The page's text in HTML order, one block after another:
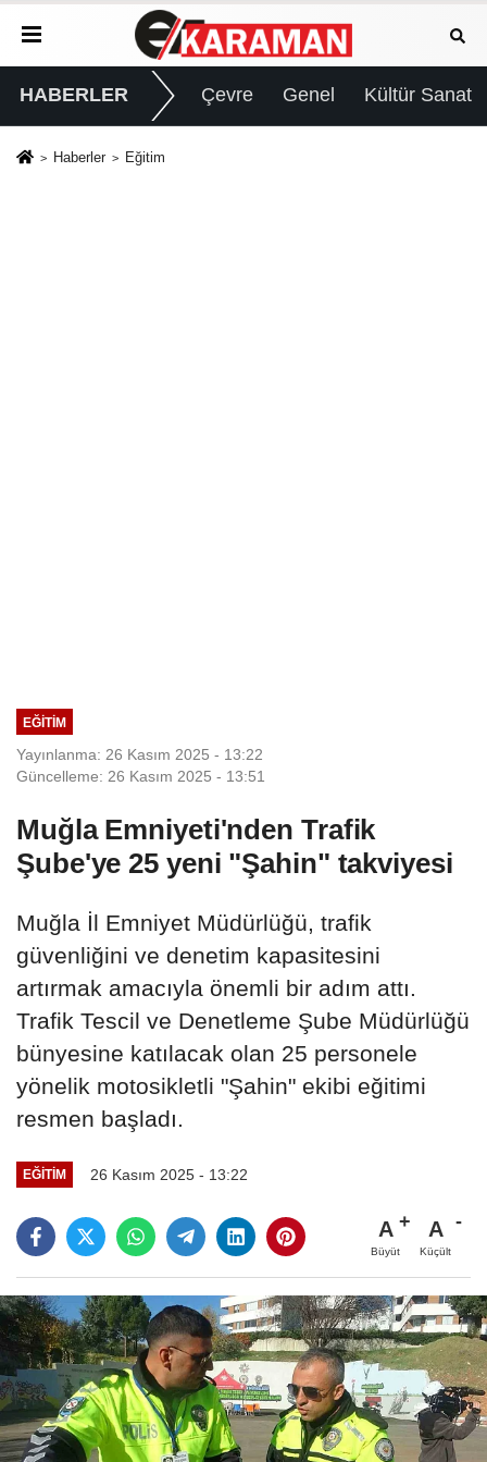
HABERLER Çevre Genel Kültür Sanat
Haberler Eğitim
EĞITIM
Yayınlanma: 26 Kasım 2025 - 13:22
Güncelleme: 26 Kasım 2025 - 13:51
Muğla Emniyeti'nden Trafik
Şube'ye 25 yeni "Şahin" takviyesi
Muğla İl Emniyet Müdürlüğü, trafik
güvenliğini ve denetim kapasitesini
artırmak amacıyla önemli bir adım attı.
Trafik Tescil ve Denetleme Şube Müdürlüğü
bünyesine katılacak olan 25 personele
yönelik motosikletli "Şahin" ekibi eğitimi
resmen başladı.
EĞITIM 26 Kasım 2025 - 13:22
A
Büyüt
A
Küçült